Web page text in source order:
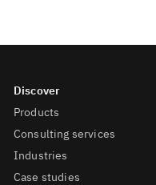
Products
Consulting services
Industries
Case studies